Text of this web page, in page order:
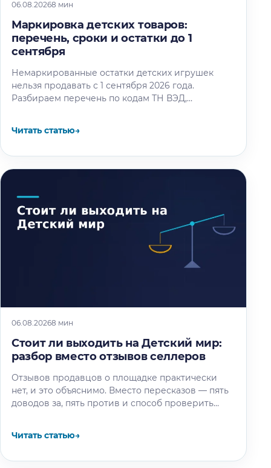
06.08.20268 мин
Маркировка детских товаров:
перечень, сроки и остатки до 1
сентября
Немаркированные остатки детских игрушек
нельзя продавать с 1 сентября 2026 года.
Разбираем перечень по кодам ТН ВЭД,
Читать статью→
06.08.20268 мин
Стоит ли выходить на Детский мир:
разбор вместо отзывов селлеров
Отзывов продавцов о площадке практически
нет, и это объяснимо. Вместо пересказов — пять
доводов за, пять против и способ проверить
Читать статью→